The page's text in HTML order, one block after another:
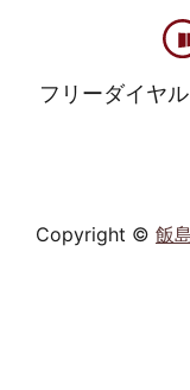
フリーダイヤル
Copyright © 飯